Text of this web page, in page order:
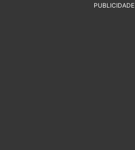
PUBLICIDADE